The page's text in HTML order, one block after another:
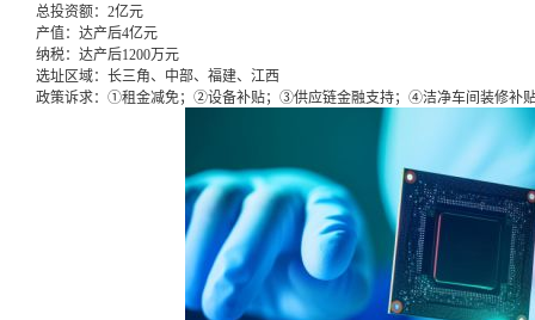
总投资额： 2亿元
产值： 达产后4亿元
纳税： 达产后1200万元
选址区域： 长三角、中部、福建、江西
政策诉求： ①租金减免；②设备补贴；③供应链金融支持；④洁净车间装修补